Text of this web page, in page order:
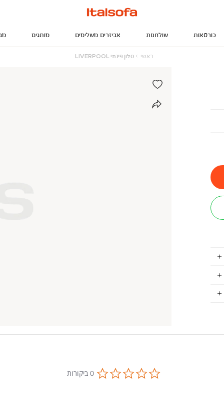
כורסאות שולחנות אביזרים משלימים מותגים
ראשי ראשי
סלון פינתי LIVERPOOL
סלון
0.0
star
0 ביקורות